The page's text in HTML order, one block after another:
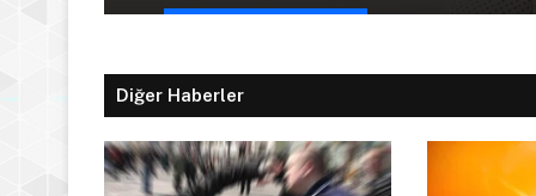
Diğer Haberler